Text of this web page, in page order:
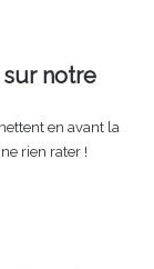
notre
en avant la
rien rater !